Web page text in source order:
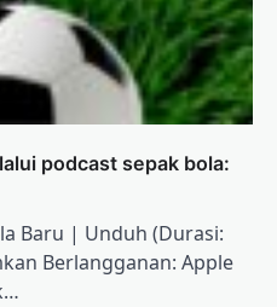
podcast sepak bola:
Baru | Unduh (Durasi:
Berlangganan: Apple